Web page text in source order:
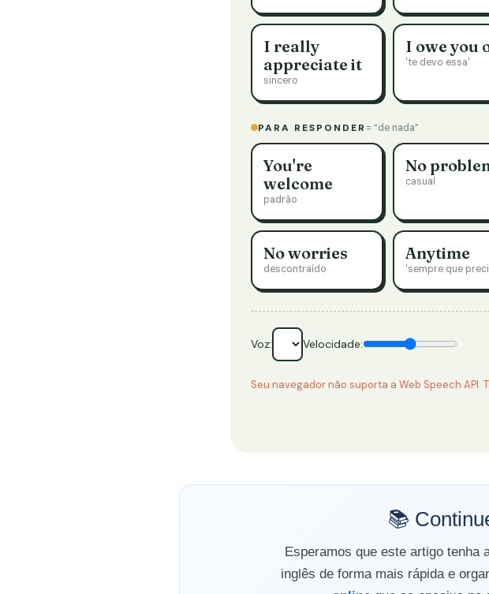
I really
appreciate it
sincero
I owe you
'te devo essa'
PARA RESPONDER = “de nada”
You're
welcome
padrão
No
casual
No worries
descontraído
Anytime
'sempre que
Voz: Velocidade:
Seu navegador não suporta a Web Speech API.
📚
Esperamos que este artigo tenha
inglês de forma mais rápida e